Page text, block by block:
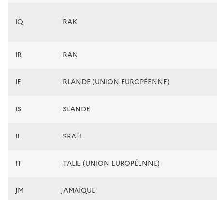
IQ IRAK
IR IRAN
IE IRLANDE (UNION EUROPÉENNE)
IS ISLANDE
IL ISRAËL
IT ITALIE (UNION EUROPÉENNE)
JM JAMAÏQUE